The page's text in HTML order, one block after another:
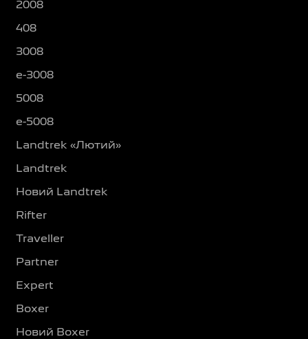
2008
408
3008
e-3008
5008
e-5008
Landtrek «Лютий»
Landtrek
Новий Landtrek
Rifter
Traveller
Partner
Expert
Boxer
Новий Boxer